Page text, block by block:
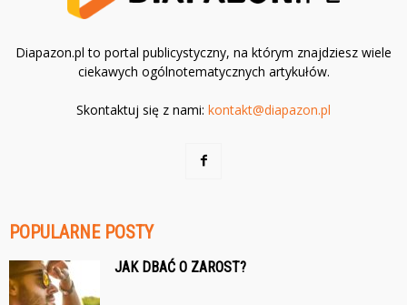
Diapazon.pl to portal publicystyczny, na którym znajdziesz wiele
ciekawych ogólnotematycznych artykułów.
Skontaktuj się z nami: kontakt@diapazon.pl
POPULARNE POSTY
JAK DBAĆ O ZAROST?